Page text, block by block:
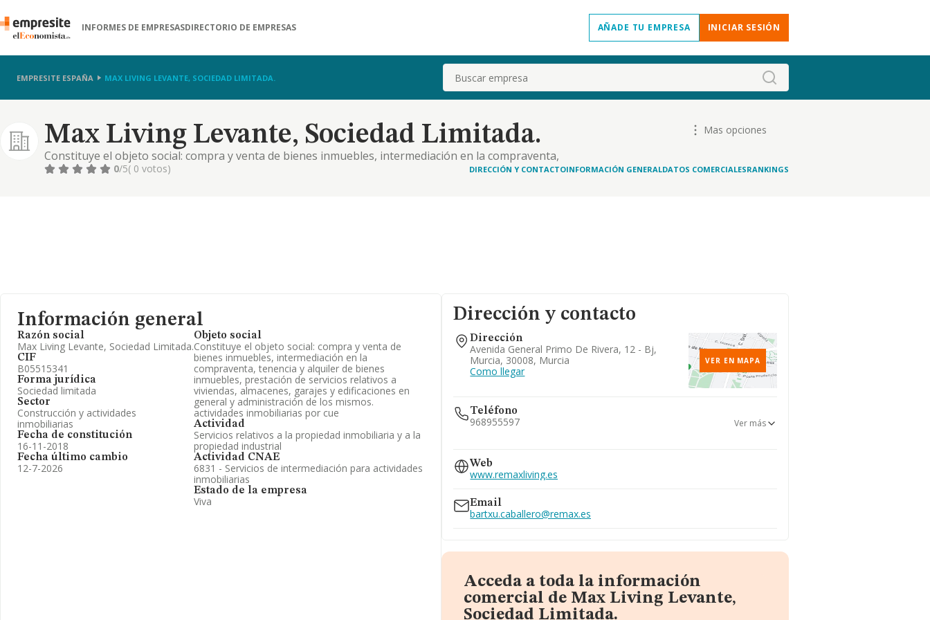
INFORMES DE EMPRESASDIRECTORIO DE EMPRESAS AÑADE TU EMPRESA INICIAR SESIÓN
EMPRESITE ESPAÑA MAX LIVING LEVANTE, SOCIEDAD LIMITADA. Buscar
Max Living Levante, Sociedad Limitada.
Constituye el objeto social: compra y venta de bienes inmuebles, intermediación en la compraventa,
tenencia y alquiler de bienes inmuebles, prestación de servicios relativos a viviendas, almacenes,
Mas opciones
0/5( 0 votos) DIRECCIÓN Y CONTACTOINFORMACIÓN GENERALDATOS COMERCIALESRANKINGS
Información general
Razón social
Max Living Levante, Sociedad Limitada.
CIF
B05515341
Forma jurídica
Sociedad limitada
Sector
Construcción y actividades
inmobiliarias
Fecha de constitución
16-11-2018
Fecha último cambio
12-7-2026
Objeto social
Constituye el objeto social: compra y venta de
bienes inmuebles, intermediación en la
compraventa, tenencia y alquiler de bienes
inmuebles, prestación de servicios relativos a
viviendas, almacenes, garajes y edificaciones en
general y administración de los mismos.
actividades inmobiliarias por cue
Actividad
Servicios relativos a la propiedad inmobiliaria y a la
propiedad industrial
Actividad CNAE
6831 - Servicios de intermediación para actividades
inmobiliarias
Estado de la empresa
Viva
Dirección y contacto
Dirección
Avenida General Primo De Rivera, 12 - Bj,
Murcia, 30008, Murcia
Como llegar
VER EN MAPA
Teléfono
968955597
Ver teléfono 609...
Ver más
Web
www.remaxliving.es
Email
bartxu.caballero@remax.es
Acceda a toda la información
comercial de Max Living Levante,
Sociedad Limitada.